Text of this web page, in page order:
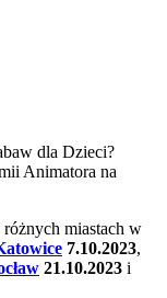
dla Dzieci?
Animatora na
różnych miastach w
7.10.2023,
21.10.2023 i